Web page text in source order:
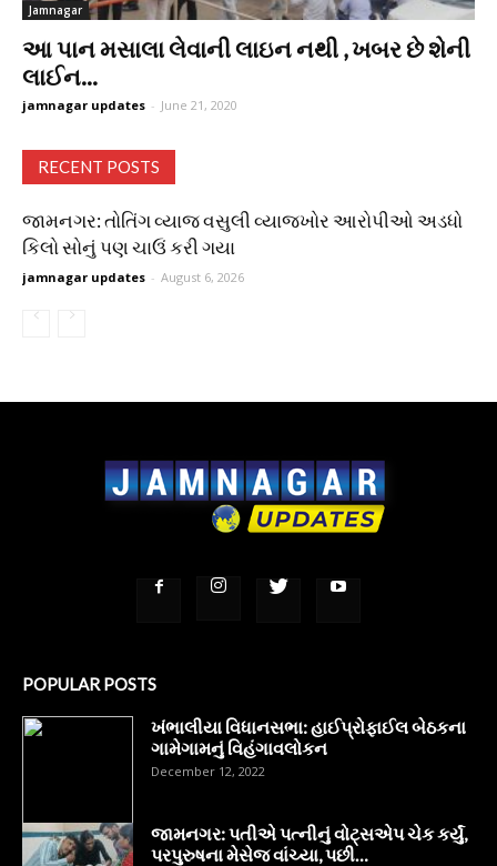
Jamnagar
આ પાન મસાલા લેવાની લાઇન નથી , ખબર છે શેની
લાઈન...
jamnagar updates - June 21, 2020
RECENT POSTS
જામનગર: તોતિંગ વ્યાજ વસુલી વ્યાજખોર આરોપીઓ અડધો
કિલો સોનું પણ ચાઉં કરી ગયા
jamnagar updates - August 6, 2026
POPULAR POSTS
ખંભાલીયા વિધાનસભા: હાઈપ્રોફાઈલ બેઠકના
ગામેગામનું વિહંગાવલોકન
December 12, 2022
જામનગર: પતીએ પત્નીનું વોટ્સએપ ચેક કર્યું,
પરપુરુષના મેસેજ વાંચ્યા, પછી…